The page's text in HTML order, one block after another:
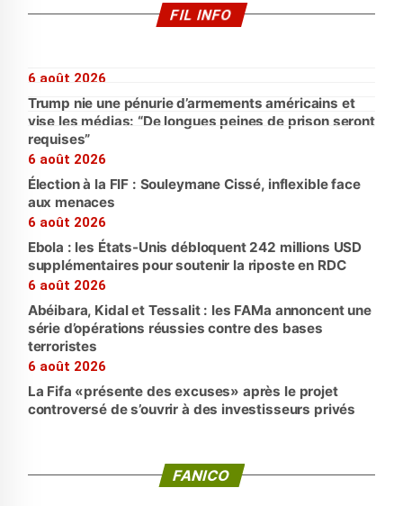
FIL INFO
6 août 2026
Trump nie une pénurie d’armements américains et
vise les médias: “De longues peines de prison seront
requises”
6 août 2026
Élection à la FIF : Souleymane Cissé, inflexible face
aux menaces
6 août 2026
Ebola : les États-Unis débloquent 242 millions USD
supplémentaires pour soutenir la riposte en RDC
6 août 2026
Abéibara, Kidal et Tessalit : les FAMa annoncent une
série d’opérations réussies contre des bases
terroristes
6 août 2026
La Fifa «présente des excuses» après le projet
controversé de s’ouvrir à des investisseurs privés
FANICO